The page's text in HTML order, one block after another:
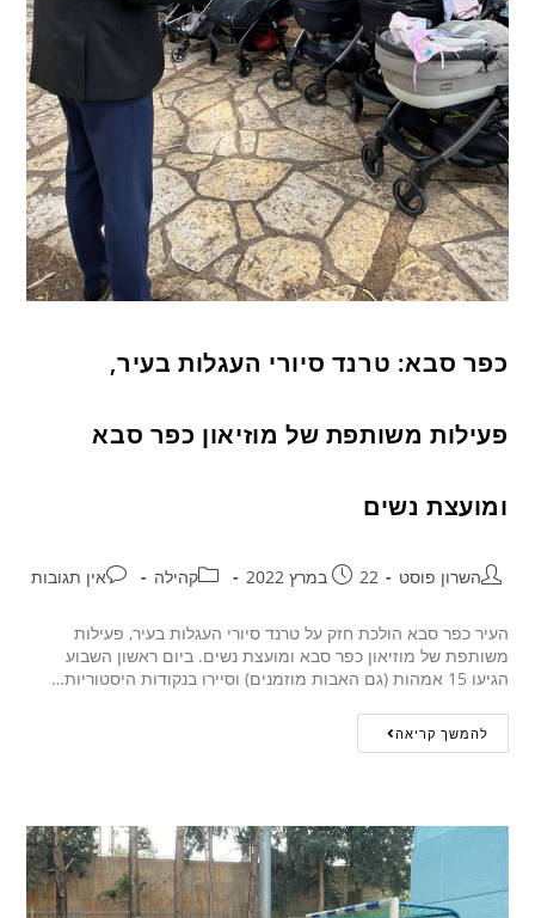
כפר סבא: טרנד סיורי העגלות בעיר,
פעילות משותפת של מוזיאון כפר סבא
ומועצת נשים
השרון פוסט 22 במרץ 2022 קהילה אין תגובות
העיר כפר סבא הולכת חזק על טרנד סיורי העגלות בעיר, פעילות
משותפת של מוזיאון כפר סבא ומועצת נשים. ביום ראשון השבוע
הגיעו 15 אמהות (גם האבות מוזמנים) וסיירו בנקודות היסטוריות…
להמשך קריאה